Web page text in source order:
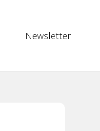
Newsletter